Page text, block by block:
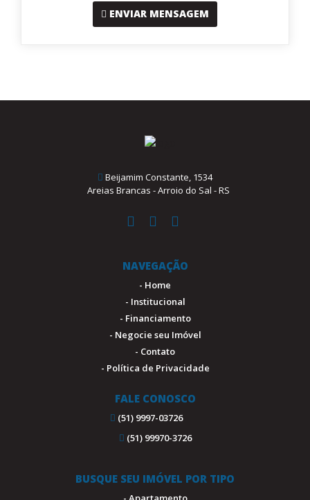
ENVIAR MENSAGEM
Beijamim Constante, 1534
Areias Brancas - Arroio do Sal - RS
NAVEGAÇÃO
- Home
- Institucional
- Financiamento
- Negocie seu Imóvel
- Contato
- Política de Privacidade
FALE CONOSCO
(51) 9997-03726
(51) 99970-3726
BUSQUE SEU IMÓVEL POR TIPO